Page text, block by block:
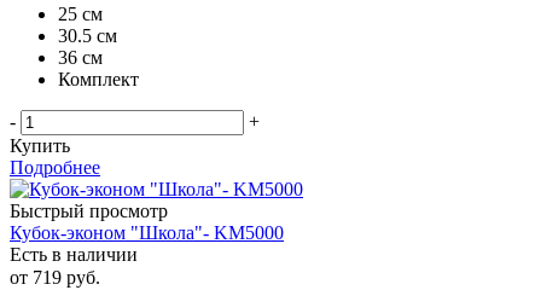
25 см
30.5 см
36 см
Комплект
-
+
Купить
Подробнее
Быстрый просмотр
Кубок-эконом "Школа"- KM5000
Есть в наличии
от 719 руб.